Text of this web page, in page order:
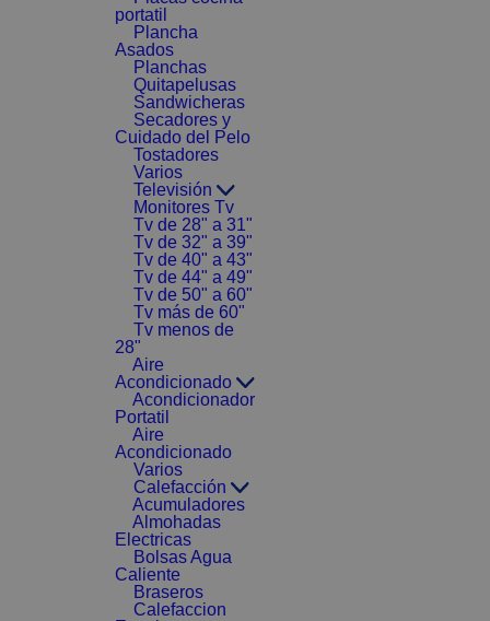
portatil
Plancha
Asados
Planchas
Quitapelusas
Sandwicheras
Secadores y
Cuidado del Pelo
Tostadores
Varios
Televisión
Monitores Tv
Tv de 28" a 31"
Tv de 32" a 39"
Tv de 40" a 43"
Tv de 44" a 49"
Tv de 50" a 60"
Tv más de 60"
Tv menos de
28"
Aire
Acondicionado
Acondicionador
Portatil
Aire
Acondicionado
Varios
Calefacción
Acumuladores
Almohadas
Electricas
Bolsas Agua
Caliente
Braseros
Calefaccion